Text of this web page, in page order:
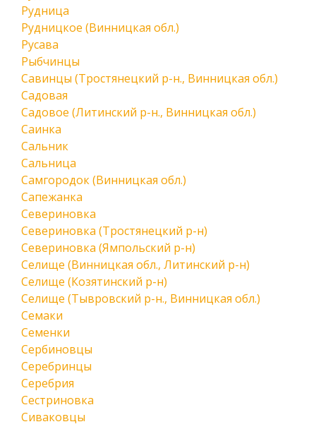
Рудница
Рудницкое (Винницкая обл.)
Русава
Рыбчинцы
Савинцы (Тростянецкий р-н., Винницкая обл.)
Садовая
Садовое (Литинский р-н., Винницкая обл.)
Саинка
Сальник
Сальница
Самгородок (Винницкая обл.)
Сапежанка
Севериновка
Севериновка (Тростянецкий р-н)
Севериновка (Ямпольский р-н)
Селище (Винницкая обл., Литинский р-н)
Селище (Козятинский р-н)
Селище (Тывровский р-н., Винницкая обл.)
Семаки
Семенки
Сербиновцы
Серебринцы
Серебрия
Сестриновка
Сиваковцы